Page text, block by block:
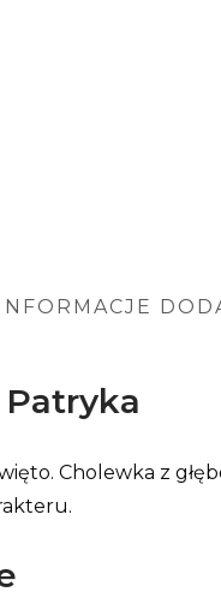
INFORMACJE
Cholewka z